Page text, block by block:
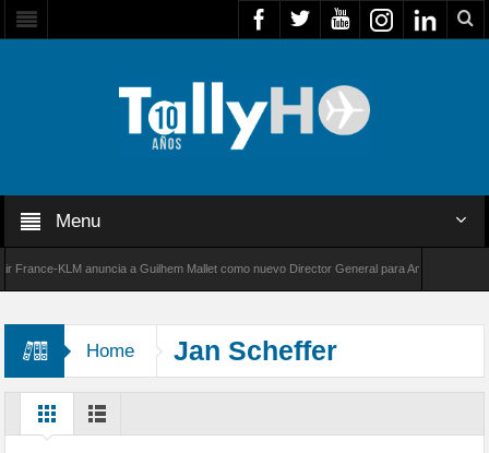
Menu
KLM anuncia a Guilhem Mallet como nuevo Director General para América Latina
Home Jan Scheffer